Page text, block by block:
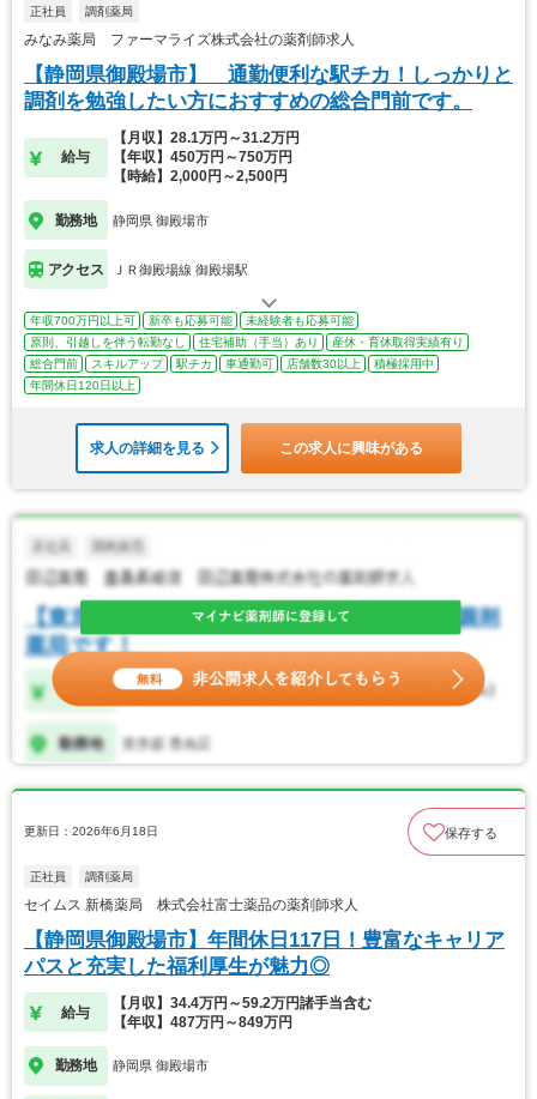
正社員 調剤薬局
みなみ薬局 ファーマライズ株式会社の薬剤師求人
【静岡県御殿場市】 通勤便利な駅チカ！しっかりと
調剤を勉強したい方におすすめの総合門前です。
給与
【月収】28.1万円～31.2万円
【年収】450万円～750万円
【時給】2,000円～2,500円
勤務地 静岡県 御殿場市
アクセス ＪＲ御殿場線 御殿場駅
年収700万円以上可 新卒も応募可能
未経験者も応募可能
原則、引越しを伴う転勤なし
住宅補助（手当）あり
産休・育休取得実績有り
総合門前
スキルアップ 駅チカ 車通勤可 店舗数30以上
積極採用中
年間休日120日以上
求人の詳細を見る この求人に興味がある
更新日：2026年6月18日 保存する
正社員 調剤薬局
セイムス 新橋薬局 株式会社富士薬品の薬剤師求人
【静岡県御殿場市】年間休日117日！豊富なキャリア
パスと充実した福利厚生が魅力◎
給与
【月収】34.4万円～59.2万円諸手当含む
【年収】487万円～849万円
勤務地 静岡県 御殿場市